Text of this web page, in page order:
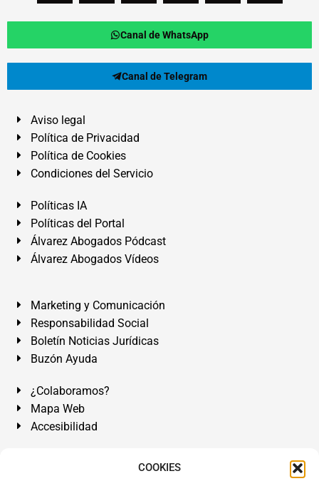
COOKIES
Canal de WhatsApp
Canal de Telegram
Aviso legal
Política de Privacidad
Política de Cookies
Condiciones del Servicio
Políticas IA
Políticas del Portal
Álvarez Abogados Pódcast
Álvarez Abogados Vídeos
Marketing y Comunicación
Responsabilidad Social
Boletín Noticias Jurídicas
Buzón Ayuda
¿Colaboramos?
Mapa Web
Accesibilidad
Álvarez Abogados Tenerife:Calle Teobaldo Power Nº 7,